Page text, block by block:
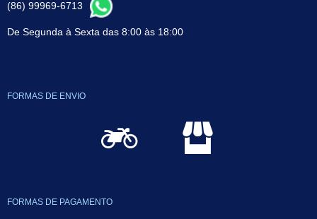
(86) 99969-6713
De Segunda à Sexta das 8:00 às 18:00
FORMAS DE ENVIO
FORMAS DE PAGAMENTO